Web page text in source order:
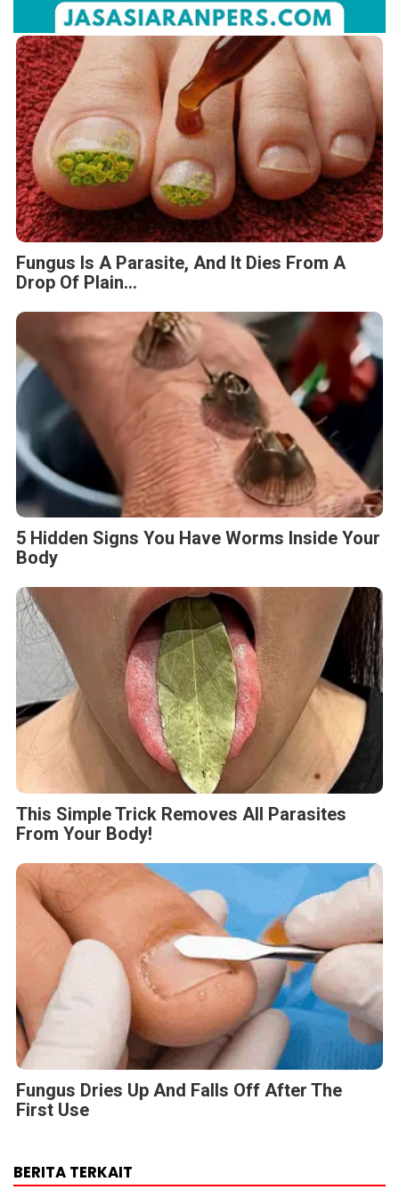
Fungus Is A Parasite, And It Dies From A
Drop Of Plain...
5 Hidden Signs You Have Worms Inside Your
Body
This Simple Trick Removes All Parasites
From Your Body!
Fungus Dries Up And Falls Off After The
First Use
BERITA TERKAIT